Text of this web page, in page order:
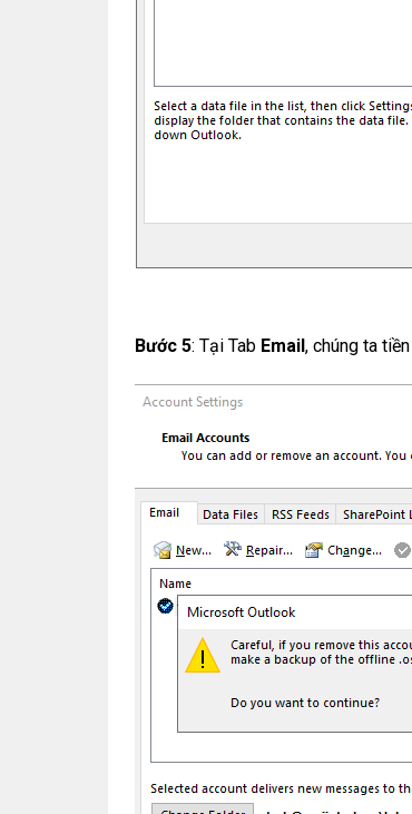
Bước 5: Tại Tab Email, chúng ta